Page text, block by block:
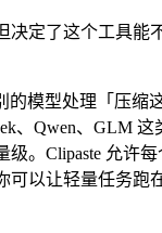
决定了这个工具能
的模型处理「压缩
、Qwen、GLM
级。Clipaste 允许
可以让轻量任务跑